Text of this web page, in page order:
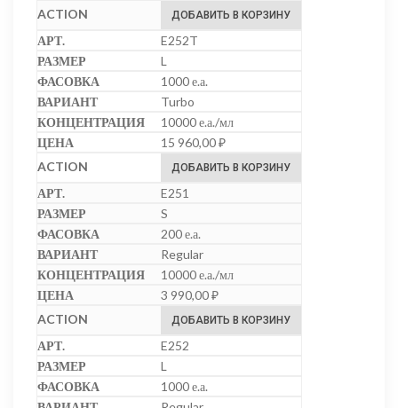
ДОБАВИТЬ В КОРЗИНУ
E252T
L
1000 е.а.
Turbo
10000 е.а./мл
15 960,00₽
ДОБАВИТЬ В КОРЗИНУ
E251
S
200 е.а.
Regular
10000 е.а./мл
3 990,00₽
ДОБАВИТЬ В КОРЗИНУ
E252
L
1000 е.а.